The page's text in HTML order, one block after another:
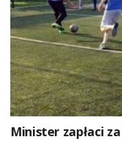
Minister zapłaci